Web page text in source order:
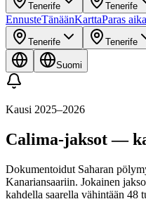
Tenerife Tenerife
EnnusteTänäänKarttaParas aika
Tenerife Tenerife
Suomi
Kausi 2025–2026
Calima-jaksot —
Dokumentoidut Saharan
Kanariansaariin. Jokainen
kahdella saarella vähintään 48